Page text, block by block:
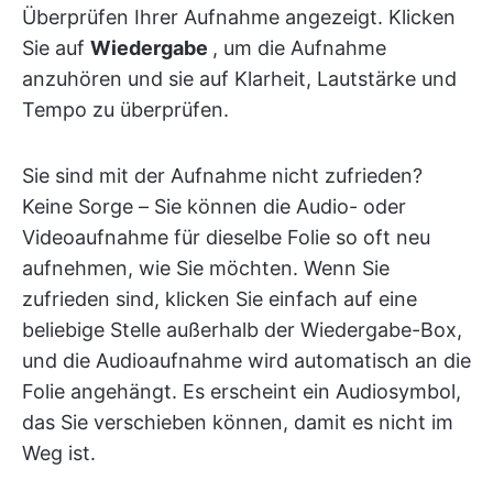
Überprüfen Ihrer Aufnahme angezeigt. Klicken
Sie auf Wiedergabe , um die Aufnahme
anzuhören und sie auf Klarheit, Lautstärke und
Tempo zu überprüfen.
Sie sind mit der Aufnahme nicht zufrieden?
Keine Sorge – Sie können die Audio- oder
Videoaufnahme für dieselbe Folie so oft neu
aufnehmen, wie Sie möchten. Wenn Sie
zufrieden sind, klicken Sie einfach auf eine
beliebige Stelle außerhalb der Wiedergabe-Box,
und die Audioaufnahme wird automatisch an die
Folie angehängt. Es erscheint ein Audiosymbol,
das Sie verschieben können, damit es nicht im
Weg ist.